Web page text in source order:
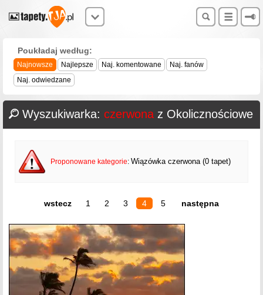
Poukładaj według:
Najnowsze Najlepsze Naj. komentowane
Naj. fanów
Naj. odwiedzane
Wyszukiwarka: czerwona z Okolicznościowe
Proponowane kategorie: Wiązówka czerwona (0 tapet)
wstecz 1 2 3 4 5 następna